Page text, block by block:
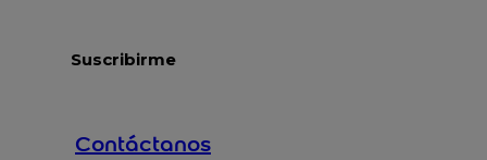
Contáctanos